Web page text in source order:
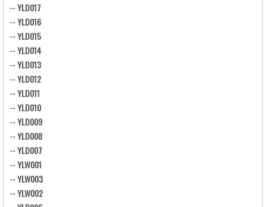
--YLD017
--YLD016
--YLD015
--YLD014
--YLD013
--YLD012
--YLD011
--YLD010
--YLD009
--YLD008
--YLD007
--YLW001
--YLW003
--YLW002